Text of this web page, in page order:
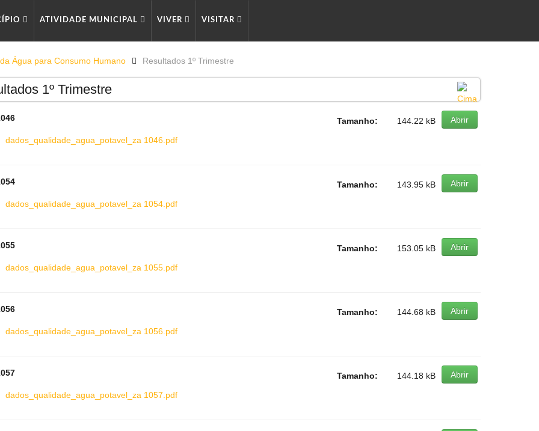
ATIVIDADE MUNICIPAL VIVER VISITAR
Água para Consumo Humano Resultados 1º Trimestre
1º Trimestre
dados_qualidade_agua_potavel_za 1046.pdf
Abrir
Tamanho: 144.22 kB
dados_qualidade_agua_potavel_za 1054.pdf
Abrir
Tamanho: 143.95 kB
dados_qualidade_agua_potavel_za 1055.pdf
Abrir
Tamanho: 153.05 kB
dados_qualidade_agua_potavel_za 1056.pdf
Abrir
Tamanho: 144.68 kB
dados_qualidade_agua_potavel_za 1057.pdf
Abrir
Tamanho: 144.18 kB